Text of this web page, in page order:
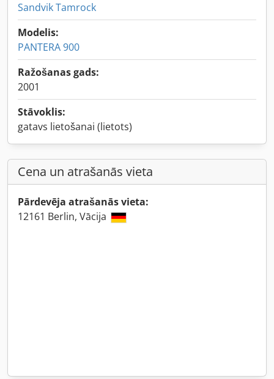
Sandvik Tamrock
Modelis:
PANTERA 900
Ražošanas gads:
2001
Stāvoklis:
gatavs lietošanai (lietots)
Cena un atrašanās vieta
Pārdevēja atrašanās vieta:
12161 Berlin, Vācija